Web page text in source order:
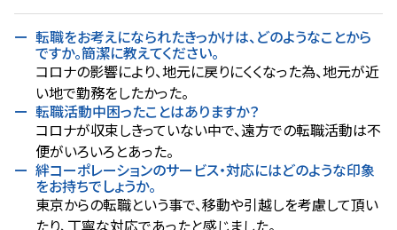
転職をお考えになられたきっかけは、どのようなことから
ですか。簡潔に教えてください。
コロナの影響により、地元に戻りにくくなった為、地元が近
い地で勤務をしたかった。
転職活動中困ったことはありますか？
コロナが収束しきっていない中で、遠方での転職活動は不
便がいろいろとあった。
絆コーポレーションのサービス・対応にはどのような印象
をお持ちでしょうか。
東京からの転職という事で、移動や引越しを考慮して頂い
たり、丁寧な対応であったと感じました。